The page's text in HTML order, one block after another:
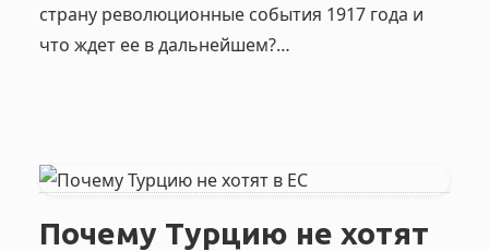
страну революционные события 1917 года и
что ждет ее в дальнейшем?…
Почему Турцию не хотят